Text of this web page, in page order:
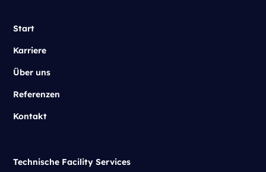
Start
Karriere
Über uns
Referenzen
Kontakt
Technische Facility Services